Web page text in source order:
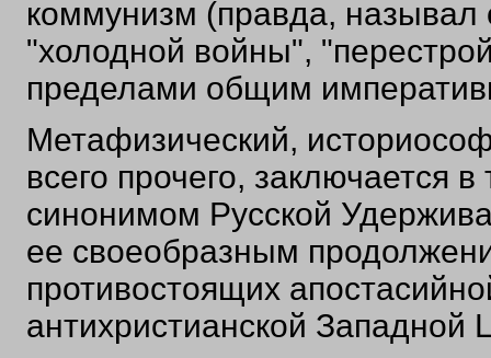
коммунизм (правда, называл
"холодной войны",
пределами общим
Метафизический,
всего прочего, заключается
синонимом Русской
ее своеобразным
противостоящих
антихристианской Западной